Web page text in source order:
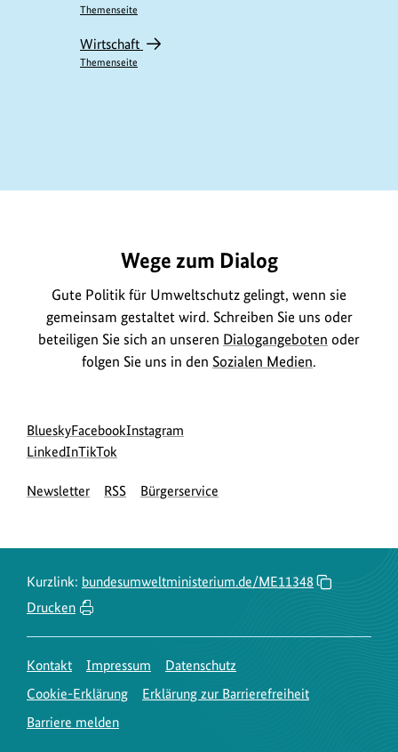
Themenseite
Wirtschaft
Themenseite
Wege zum Dialog
Gute Politik für Umweltschutz gelingt, wenn sie
gemeinsam gestaltet wird. Schreiben Sie uns oder
beteiligen Sie sich an unseren Dialogangeboten oder
folgen Sie uns in den Sozialen Medien.
Social
Media
Blueskyzur
Bluesky-
des
Facebookzur
des
Instagram
des
LinkedInzur
Seite
zur
Seite
TikTok
Newsletter RSS Bürgerservice
Kurzlink: bundesumweltministerium.de/ME11348
Drucken
Kontakt Impressum
Datenschutz
Cookie-Erklärung
Erklärung zur Barrierefreiheit
Barriere melden